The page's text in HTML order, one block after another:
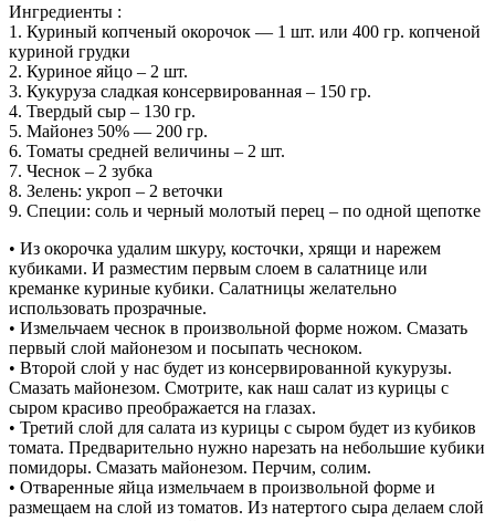
Ингредиенты :
1. Куриный копченый окорочок — 1 шт. или 400 гр. копченой
куриной грудки
2. Куриное яйцо – 2 шт.
3. Кукуруза сладкая консервированная – 150 гр.
4. Твердый сыр – 130 гр.
5. Майонез 50% — 200 гр.
6. Томаты средней величины – 2 шт.
7. Чеснок – 2 зубка
8. Зелень: укроп – 2 веточки
9. Специи: соль и черный молотый перец – по одной щепотке
• Из окорочка удалим шкуру, косточки, хрящи и нарежем
кубиками. И разместим первым слоем в салатнице или
креманке куриные кубики. Салатницы желательно
использовать прозрачные.
• Измельчаем чеснок в произвольной форме ножом. Смазать
первый слой майонезом и посыпать чесноком.
• Второй слой у нас будет из консервированной кукурузы.
Смазать майонезом. Смотрите, как наш салат из курицы с
сыром красиво преображается на глазах.
• Третий слой для салата из курицы с сыром будет из кубиков
томата. Предварительно нужно нарезать на небольшие кубики
помидоры. Смазать майонезом. Перчим, солим.
• Отваренные яйца измельчаем в произвольной форме и
размещаем на слой из томатов. Из натертого сыра делаем слой